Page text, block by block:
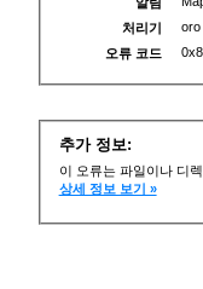
처리기
oro
오류 코드
추가 정보:
이 오류는 파일이나 디
상세 정보 보기 »